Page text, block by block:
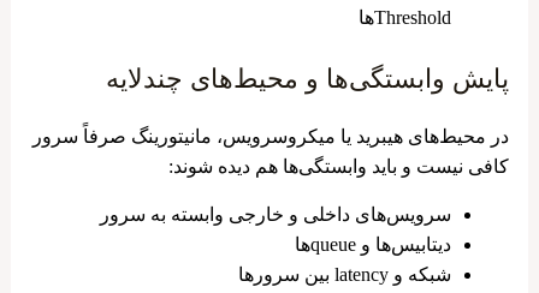
Thresholdها
پایش وابستگی‌ها و محیط‌های چندلایه
در محیط‌های هیبرید یا میکروسرویس، مانیتورینگ صرفاً سرور
کافی نیست و باید وابستگی‌ها هم دیده شوند:
سرویس‌های داخلی و خارجی وابسته به سرور
دیتابیس‌ها و queueها
شبکه و latency بین سرورها